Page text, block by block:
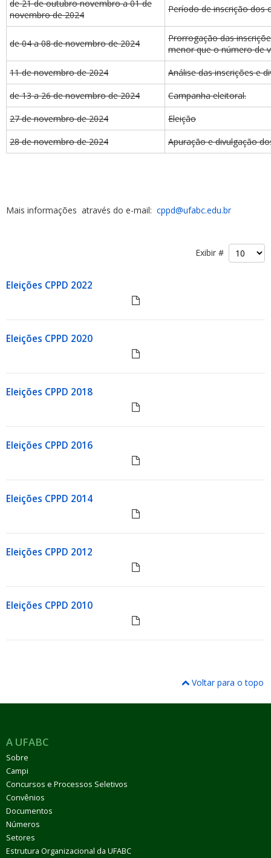
de 21 de outubro novembro a 01 de
novembro de 2024
Período de inscrição dos
de 04 a 08 de novembro de 2024
Prorrogação das
menor que o número de
11 de novembro de 2024
Análise das inscrições e
de 13 a 26 de novembro de 2024
Campanha eleitoral.
27 de novembro de 2024
Eleição
28 de novembro de 2024
Apuração e divulgação
Mais informações através do e-mail: cppd@ufabc.edu.br
Exibir #
Eleições CPPD 2022
Eleições CPPD 2020
Eleições CPPD 2018
Eleições CPPD 2016
Eleições CPPD 2014
Eleições CPPD 2012
Eleições CPPD 2010
Voltar para o topo
A UFABC
Sobre
Campi
Concursos e Processos Seletivos
Convênios
Documentos
Números
Setores
Estrutura Organizacional da UFABC